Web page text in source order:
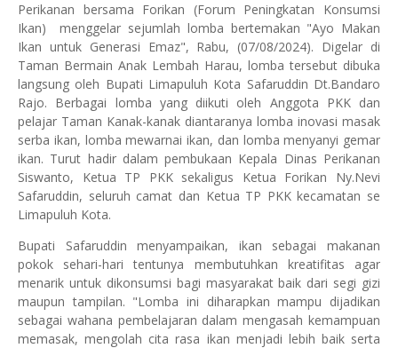
Perikanan bersama Forikan (Forum Peningkatan Konsumsi
Ikan) menggelar sejumlah lomba bertemakan "Ayo Makan
Ikan untuk Generasi Emaz", Rabu, (07/08/2024). Digelar di
Taman Bermain Anak Lembah Harau, lomba tersebut dibuka
langsung oleh Bupati Limapuluh Kota Safaruddin Dt.Bandaro
Rajo. Berbagai lomba yang diikuti oleh Anggota PKK dan
pelajar Taman Kanak-kanak diantaranya lomba inovasi masak
serba ikan, lomba mewarnai ikan, dan lomba menyanyi gemar
ikan. Turut hadir dalam pembukaan Kepala Dinas Perikanan
Siswanto, Ketua TP PKK sekaligus Ketua Forikan Ny.Nevi
Safaruddin, seluruh camat dan Ketua TP PKK kecamatan se
Limapuluh Kota.
Bupati Safaruddin menyampaikan, ikan sebagai makanan
pokok sehari-hari tentunya membutuhkan kreatifitas agar
menarik untuk dikonsumsi bagi masyarakat baik dari segi gizi
maupun tampilan. "Lomba ini diharapkan mampu dijadikan
sebagai wahana pembelajaran dalam mengasah kemampuan
memasak, mengolah cita rasa ikan menjadi lebih baik serta